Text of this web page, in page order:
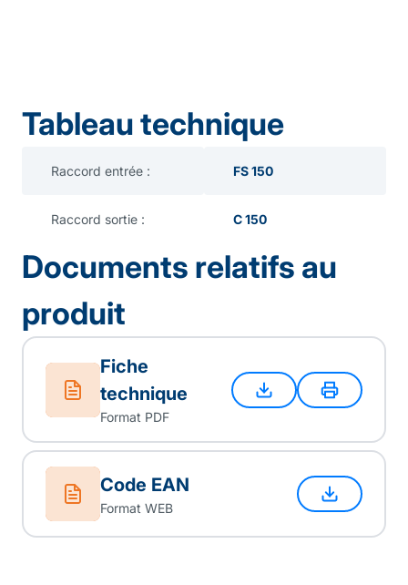
Tableau technique
Raccord entrée : FS 150
Raccord sortie : C 150
Documents relatifs au
produit
Fiche
technique
Format PDF
Code EAN
Format WEB